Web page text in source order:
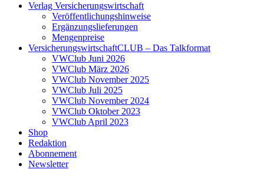
Verlag Versicherungswirtschaft
Veröffentlichungshinweise
Ergänzungslieferungen
Mengenpreise
VersicherungswirtschaftCLUB – Das Talkformat
VWClub Juni 2026
VWClub März 2026
VWClub November 2025
VWClub Juli 2025
VWClub November 2024
VWClub Oktober 2023
VWClub April 2023
Shop
Redaktion
Abonnement
Newsletter